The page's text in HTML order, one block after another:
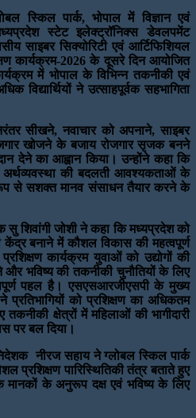
स्किल पार्क, भोपाल में विज्ञान एवं
स्टेट इलेक्ट्रॉनिक्स डेवलपमेंट
साइबर सिक्योरिटी एवं आर्टिफिशियल
कार्यक्रम-2026 के दूसरे दिन आयोजित
में भोपाल के विभिन्न तकनीकी एवं
विद्यार्थियों ने उत्साहपूर्वक सहभागिता
सीखने, नवाचार को अपनाने, साइबर
खोजने के बजाय रोजगार सृजक बनने
देने का आह्वान किया। उन्होंने कहा कि
अर्थव्यवस्था की बदलती आवश्यकताओं के
से सशक्त मानव संसाधन तैयार करने के
सु शिवांगी जोशी ने कहा कि मध्यप्रदेश को
केंद्र बनाने में कौशल विकास की महत्वपूर्ण
कार्यक्रम युवाओं को उद्योगों की
भविष्य की तकनीकी चुनौतियों के लिए
पहल है। एसएसआरजीएसपी के मुख्य
प्रतिभागियों को प्रशिक्षण का अधिकतम
क्षेत्रों में महिलाओं की भागीदारी
पर बल दिया।
नीरज सहाय ने ग्लोबल स्किल पार्क
प्रशिक्षण पारिस्थितिकी तंत्र बताते हुए
मानकों के अनुरूप दक्ष एवं भविष्य के लिए